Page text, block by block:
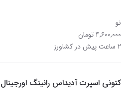
نو
۴,۶۰۰,۰۰۰ تومان
۲ ساعت پیش در کشاورز
کتونی اسپرت آدیداس رانینگ اورجینال